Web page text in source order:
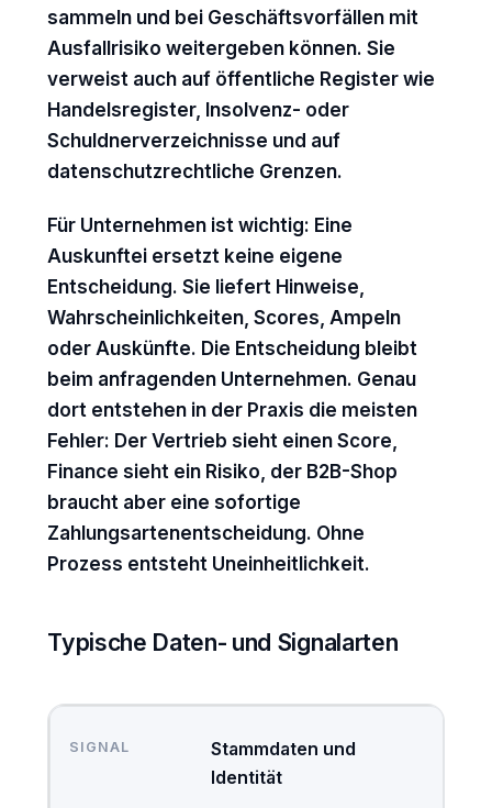
sammeln und bei Geschäftsvorfällen mit
Ausfallrisiko weitergeben können. Sie
verweist auch auf öffentliche Register wie
Handelsregister, Insolvenz- oder
Schuldnerverzeichnisse und auf
datenschutzrechtliche Grenzen.
Für Unternehmen ist wichtig: Eine
Auskunftei ersetzt keine eigene
Entscheidung. Sie liefert Hinweise,
Wahrscheinlichkeiten, Scores, Ampeln
oder Auskünfte. Die Entscheidung bleibt
beim anfragenden Unternehmen. Genau
dort entstehen in der Praxis die meisten
Fehler: Der Vertrieb sieht einen Score,
Finance sieht ein Risiko, der B2B-Shop
braucht aber eine sofortige
Zahlungsartenentscheidung. Ohne
Prozess entsteht Uneinheitlichkeit.
Typische Daten- und Signalarten
Stammdaten und
Identität